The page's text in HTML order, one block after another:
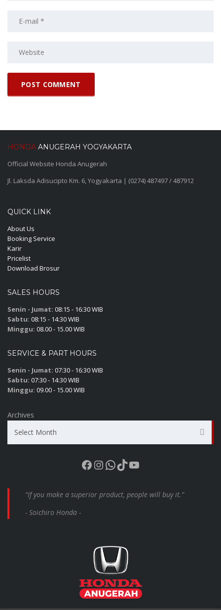
HONDA ANUGERAH YOGYAKARTA
Official Website Honda Anugerah
Jl. Laksda Adisucipto Km. 6, Yogyakarta | (0274) 487497 / 487912
QUICK LINK
About Us
Booking Service
Karir
Pricelist
Download Brosur
SALES HOURS
Senin - Jumat: 08:15 - 16:30 WIB
Sabtu: 08:15 - 14:30 WIB
Minggu: 08.00 - 15.00 WIB
SERVICE & PART HOURS
Senin - Jumat: 07:30 - 16:30 WIB
Sabtu: 07:30 - 14:30 WIB
Minggu: 09.00 - 15.00 WIB
Archives
Select Month
Facebook
Instagram
WhatsApp
TikTok
YouTube
“If you make a superior product, people will buy it.”
- Soichiro Honda -